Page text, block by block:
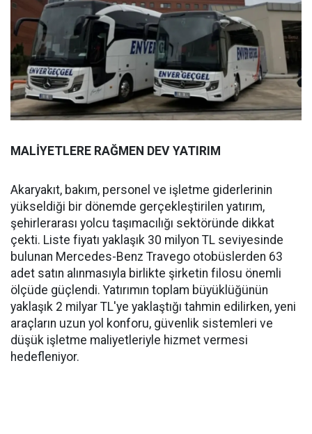
MALİYETLERE RAĞMEN DEV YATIRIM
Akaryakıt, bakım, personel ve işletme giderlerinin
yükseldiği bir dönemde gerçekleştirilen yatırım,
şehirlerarası yolcu taşımacılığı sektöründe dikkat
çekti. Liste fiyatı yaklaşık 30 milyon TL seviyesinde
bulunan Mercedes-Benz Travego otobüslerden 63
adet satın alınmasıyla birlikte şirketin filosu önemli
ölçüde güçlendi. Yatırımın toplam büyüklüğünün
yaklaşık 2 milyar TL'ye yaklaştığı tahmin edilirken, yeni
araçların uzun yol konforu, güvenlik sistemleri ve
düşük işletme maliyetleriyle hizmet vermesi
hedefleniyor.